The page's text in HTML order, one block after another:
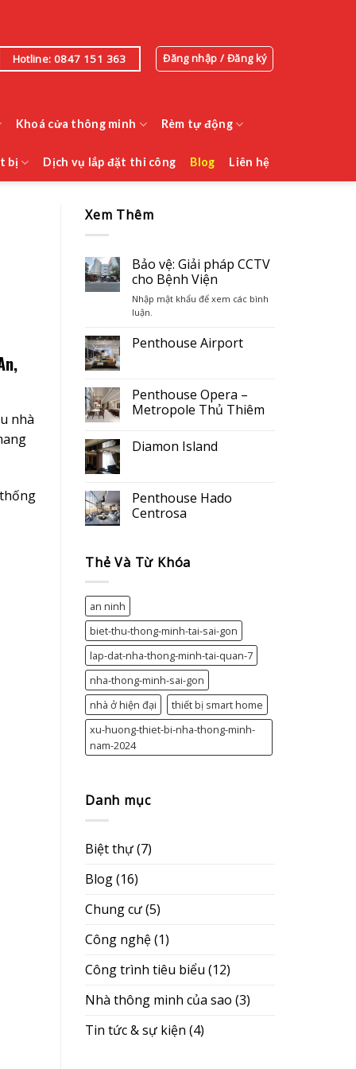
Hotline: 0847 151 363 Đăng nhập / Đăng ký
Khoá cửa thông minh Rèm tự động
bị Dịch vụ lắp đặt thi công Blog Liên hệ
nhà
Xem Thêm
Bảo vệ: Giải pháp CCTV
cho Bệnh Viện
Nhập mật khẩu để xem các bình
luận.
Penthouse Airport
luận
ở
Penthouse
Penthouse Opera –
Metropole Thủ Thiêm
bình
–
Metropole
Thủ
Diamon Island
luận
ở
Diamon
Penthouse Hado
Centrosa
luận
Thẻ Và Từ Khóa
an ninh
biet-thu-thong-minh-tai-sai-gon
lap-dat-nha-thong-minh-tai-quan-7
nha-thong-minh-sai-gon
nhà ở hiện đại
thiết bị smart home
xu-huong-thiet-bi-nha-thong-minh-
nam-2024
Danh mục
Biệt thự(7)
Blog(16)
Chung cư(5)
Công nghệ(1)
Công trình tiêu biểu (12)
Nhà thông minh của sao (3)
Tin tức & sự kiện (4)